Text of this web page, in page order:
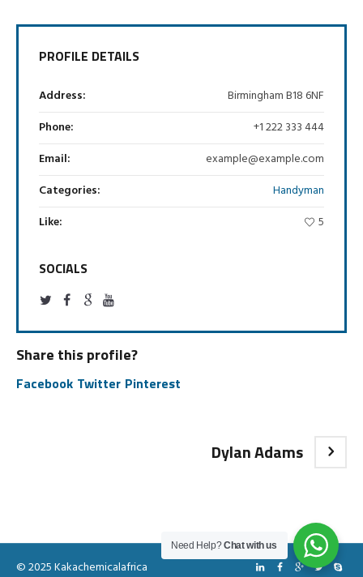
PROFILE DETAILS
Address:
Birmingham B18 6NF
Phone:
+1 222 333 444
Email:
example@example.com
Categories:
Handyman
Like:
5
SOCIALS
Share this profile?
Facebook Twitter Pinterest
Dylan Adams
© 2025 Kakachemicalafrica
Need Help?Chat with us